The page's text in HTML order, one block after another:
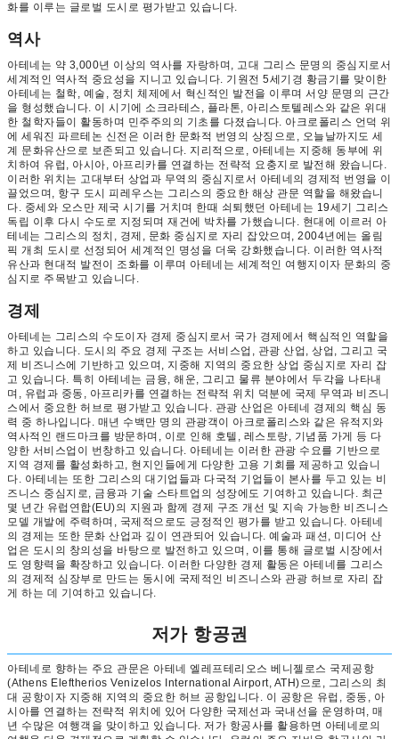
화를 이루는 글로벌 도시로 평가받고 있습니다.
역사
아테네는 약 3,000년 이상의 역사를 자랑하며, 고대 그리스 문명의 중심지로서
세계적인 역사적 중요성을 지니고 있습니다. 기원전 5세기경 황금기를 맞이한
아테네는 철학, 예술, 정치 체제에서 혁신적인 발전을 이루며 서양 문명의 근간
을 형성했습니다. 이 시기에 소크라테스, 플라톤, 아리스토텔레스와 같은 위대
한 철학자들이 활동하며 민주주의의 기초를 다졌습니다. 아크로폴리스 언덕 위
에 세워진 파르테논 신전은 이러한 문화적 번영의 상징으로, 오늘날까지도 세
계 문화유산으로 보존되고 있습니다. 지리적으로, 아테네는 지중해 동부에 위
치하여 유럽, 아시아, 아프리카를 연결하는 전략적 요충지로 발전해 왔습니다.
이러한 위치는 고대부터 상업과 무역의 중심지로서 아테네의 경제적 번영을 이
끌었으며, 항구 도시 피레우스는 그리스의 중요한 해상 관문 역할을 해왔습니
다. 중세와 오스만 제국 시기를 거치며 한때 쇠퇴했던 아테네는 19세기 그리스
독립 이후 다시 수도로 지정되며 재건에 박차를 가했습니다. 현대에 이르러 아
테네는 그리스의 정치, 경제, 문화 중심지로 자리 잡았으며, 2004년에는 올림
픽 개최 도시로 선정되어 세계적인 명성을 더욱 강화했습니다. 이러한 역사적
유산과 현대적 발전이 조화를 이루며 아테네는 세계적인 여행지이자 문화의 중
심지로 주목받고 있습니다.
경제
아테네는 그리스의 수도이자 경제 중심지로서 국가 경제에서 핵심적인 역할을
하고 있습니다. 도시의 주요 경제 구조는 서비스업, 관광 산업, 상업, 그리고 국
제 비즈니스에 기반하고 있으며, 지중해 지역의 중요한 상업 중심지로 자리 잡
고 있습니다. 특히 아테네는 금융, 해운, 그리고 물류 분야에서 두각을 나타내
며, 유럽과 중동, 아프리카를 연결하는 전략적 위치 덕분에 국제 무역과 비즈니
스에서 중요한 허브로 평가받고 있습니다. 관광 산업은 아테네 경제의 핵심 동
력 중 하나입니다. 매년 수백만 명의 관광객이 아크로폴리스와 같은 유적지와
역사적인 랜드마크를 방문하며, 이로 인해 호텔, 레스토랑, 기념품 가게 등 다
양한 서비스업이 번창하고 있습니다. 아테네는 이러한 관광 수요를 기반으로
지역 경제를 활성화하고, 현지인들에게 다양한 고용 기회를 제공하고 있습니
다. 아테네는 또한 그리스의 대기업들과 다국적 기업들이 본사를 두고 있는 비
즈니스 중심지로, 금융과 기술 스타트업의 성장에도 기여하고 있습니다. 최근
몇 년간 유럽연합(EU)의 지원과 함께 경제 구조 개선 및 지속 가능한 비즈니스
모델 개발에 주력하며, 국제적으로도 긍정적인 평가를 받고 있습니다. 아테네
의 경제는 또한 문화 산업과 깊이 연관되어 있습니다. 예술과 패션, 미디어 산
업은 도시의 창의성을 바탕으로 발전하고 있으며, 이를 통해 글로벌 시장에서
도 영향력을 확장하고 있습니다. 이러한 다양한 경제 활동은 아테네를 그리스
의 경제적 심장부로 만드는 동시에 국제적인 비즈니스와 관광 허브로 자리 잡
게 하는 데 기여하고 있습니다.
저가 항공권
아테네로 향하는 주요 관문은 아테네 엘레프테리오스 베니젤로스 국제공항
(Athens Eleftherios Venizelos International Airport, ATH)으로, 그리스의 최
대 공항이자 지중해 지역의 중요한 허브 공항입니다. 이 공항은 유럽, 중동, 아
시아를 연결하는 전략적 위치에 있어 다양한 국제선과 국내선을 운영하며, 매
년 수많은 여행객을 맞이하고 있습니다. 저가 항공사를 활용하면 아테네로의